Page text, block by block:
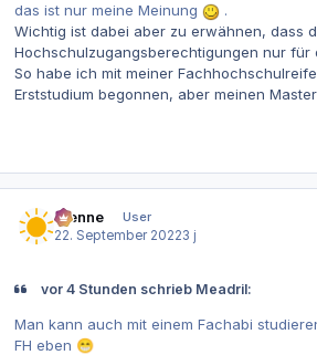
das ist nur meine Meinung
.
Wichtig ist dabei aber zu erwähnen, dass
Hochschulzugangsberechtigungen nur für
So habe ich mit meiner
Erststudium begonnen, aber meinen
Rienne
User
22. September 20223 j
vor 4 Stunden schrieb Meadril:
Man kann auch mit einem Fachabi
FH eben 😁